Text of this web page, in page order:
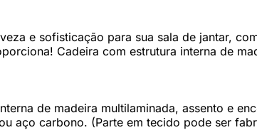
e sofisticação para sua sala de jantar,
Cadeira com estrutura interna de
de madeira multilaminada, assento e
aço carbono. (Parte em tecido pode ser